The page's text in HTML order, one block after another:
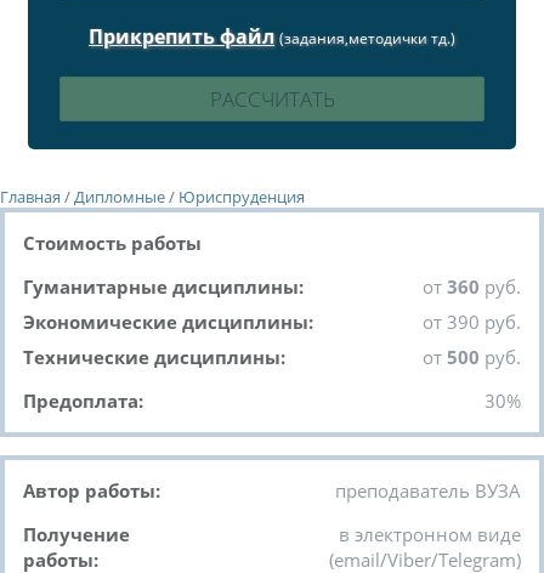
Прикрепить файл (задания,методички тд.)
Главная /Дипломные/ Юриспруденция
Стоимость работы
Гуманитарные дисциплины:
от 360 руб.
Экономические дисциплины:
от 390 руб.
Технические дисциплины:
от 500 руб.
Предоплата:
30%
Автор работы:
преподаватель ВУЗА
Получение
работы:
в электронном виде
(email/Viber/Telegram)